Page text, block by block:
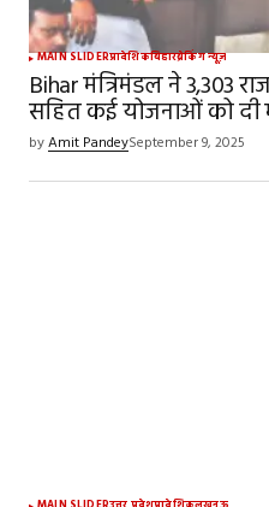
MAIN SLIDERप्रादेशिकबिहारब्रेकिंग न्यूज़
Bihar मंत्रिमंडल ने 3,303
सहित कई योजनाओं को दी
byAmit PandeySeptember 9, 2025